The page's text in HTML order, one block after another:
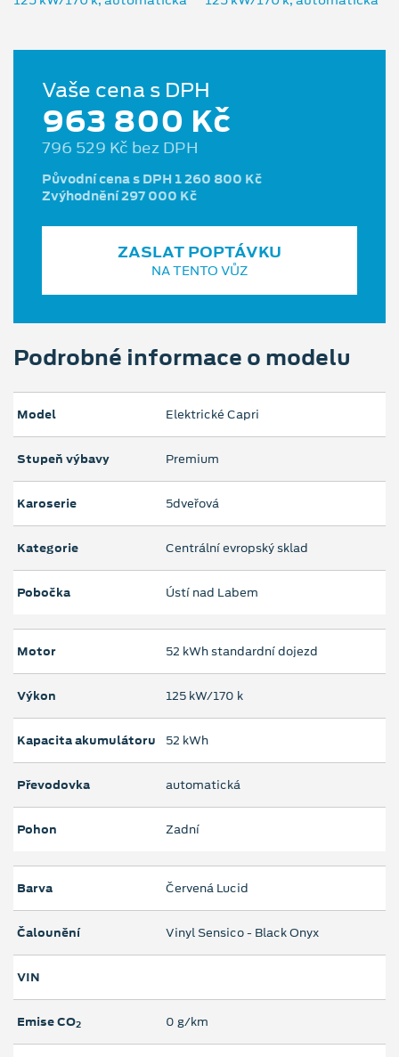
Vaše cena s DPH
963 800 Kč
796 529 Kč bez DPH
Původní cena s DPH 1 260 800 Kč
Zvýhodnění 297 000 Kč
ZASLAT POPTÁVKU
NA TENTO VŮZ
Podrobné informace o modelu
Model Elektrické Capri
Stupeň výbavy Premium
Karoserie 5dveřová
Kategorie Centrální evropský sklad
Pobočka Ústí nad Labem
Motor 52 kWh standardní dojezd
Výkon 125 kW/170 k
Kapacita akumulátoru 52 kWh
Převodovka automatická
Pohon Zadní
Barva Červená Lucid
Čalounění Vinyl Sensico - Black Onyx
VIN
Emise CO2 0 g/km